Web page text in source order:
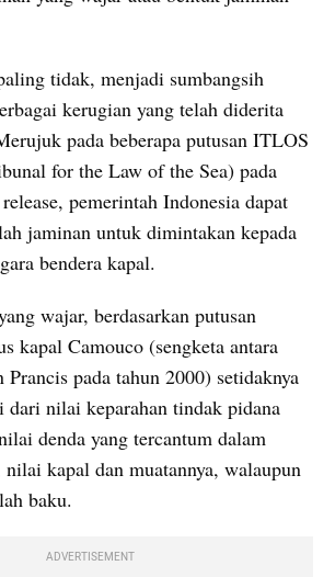
tidak, menjadi sumbangsih
kerugian yang telah diderita
pada beberapa putusan ITLOS
for the Law of the Sea) pada
pemerintah Indonesia dapat
jaminan untuk dimintakan kepada
bendera kapal.
wajar, berdasarkan putusan
kapal Camouco (sengketa antara
Prancis pada tahun 2000) setidaknya
dari nilai keparahan tindak pidana
denda yang tercantum dalam
kapal dan muatannya, walaupun
baku.
ADVERTISEMENT